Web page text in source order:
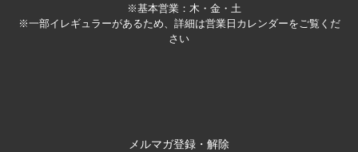
※基本営業：木・金・土
※一部イレギュラーがあるため、詳細は営業日カレンダーをご覧くだ
さい
メルマガ登録・解除